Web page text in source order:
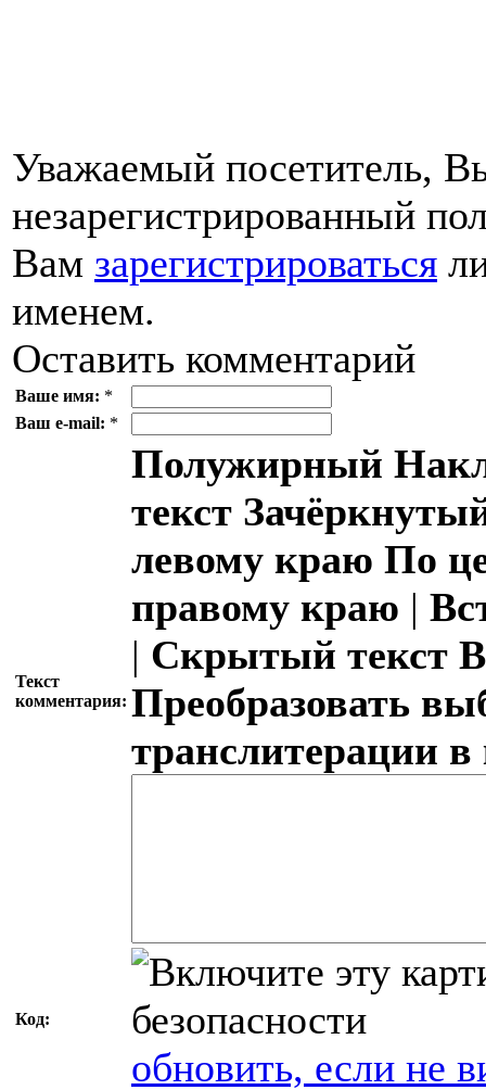
Уважаемый посетитель,
незарегистрированный
Вам зарегистрироваться
именем.
Оставить комментарий
Ваше имя: *
Ваш e-mail: *
Текст
комментария:
Полужирный
текст
левому краю По
правому краю |
| Скрытый текст
Преобразовать
транслитерации
Код:
обновить, если не